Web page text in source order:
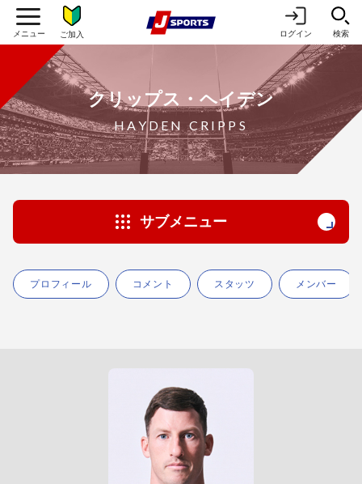
ご加入 ログイン 検索
クリップス・ヘイデン
HAYDEN CRIPPS
サブメニュー
プロフィール コメント スタッツ メンバー